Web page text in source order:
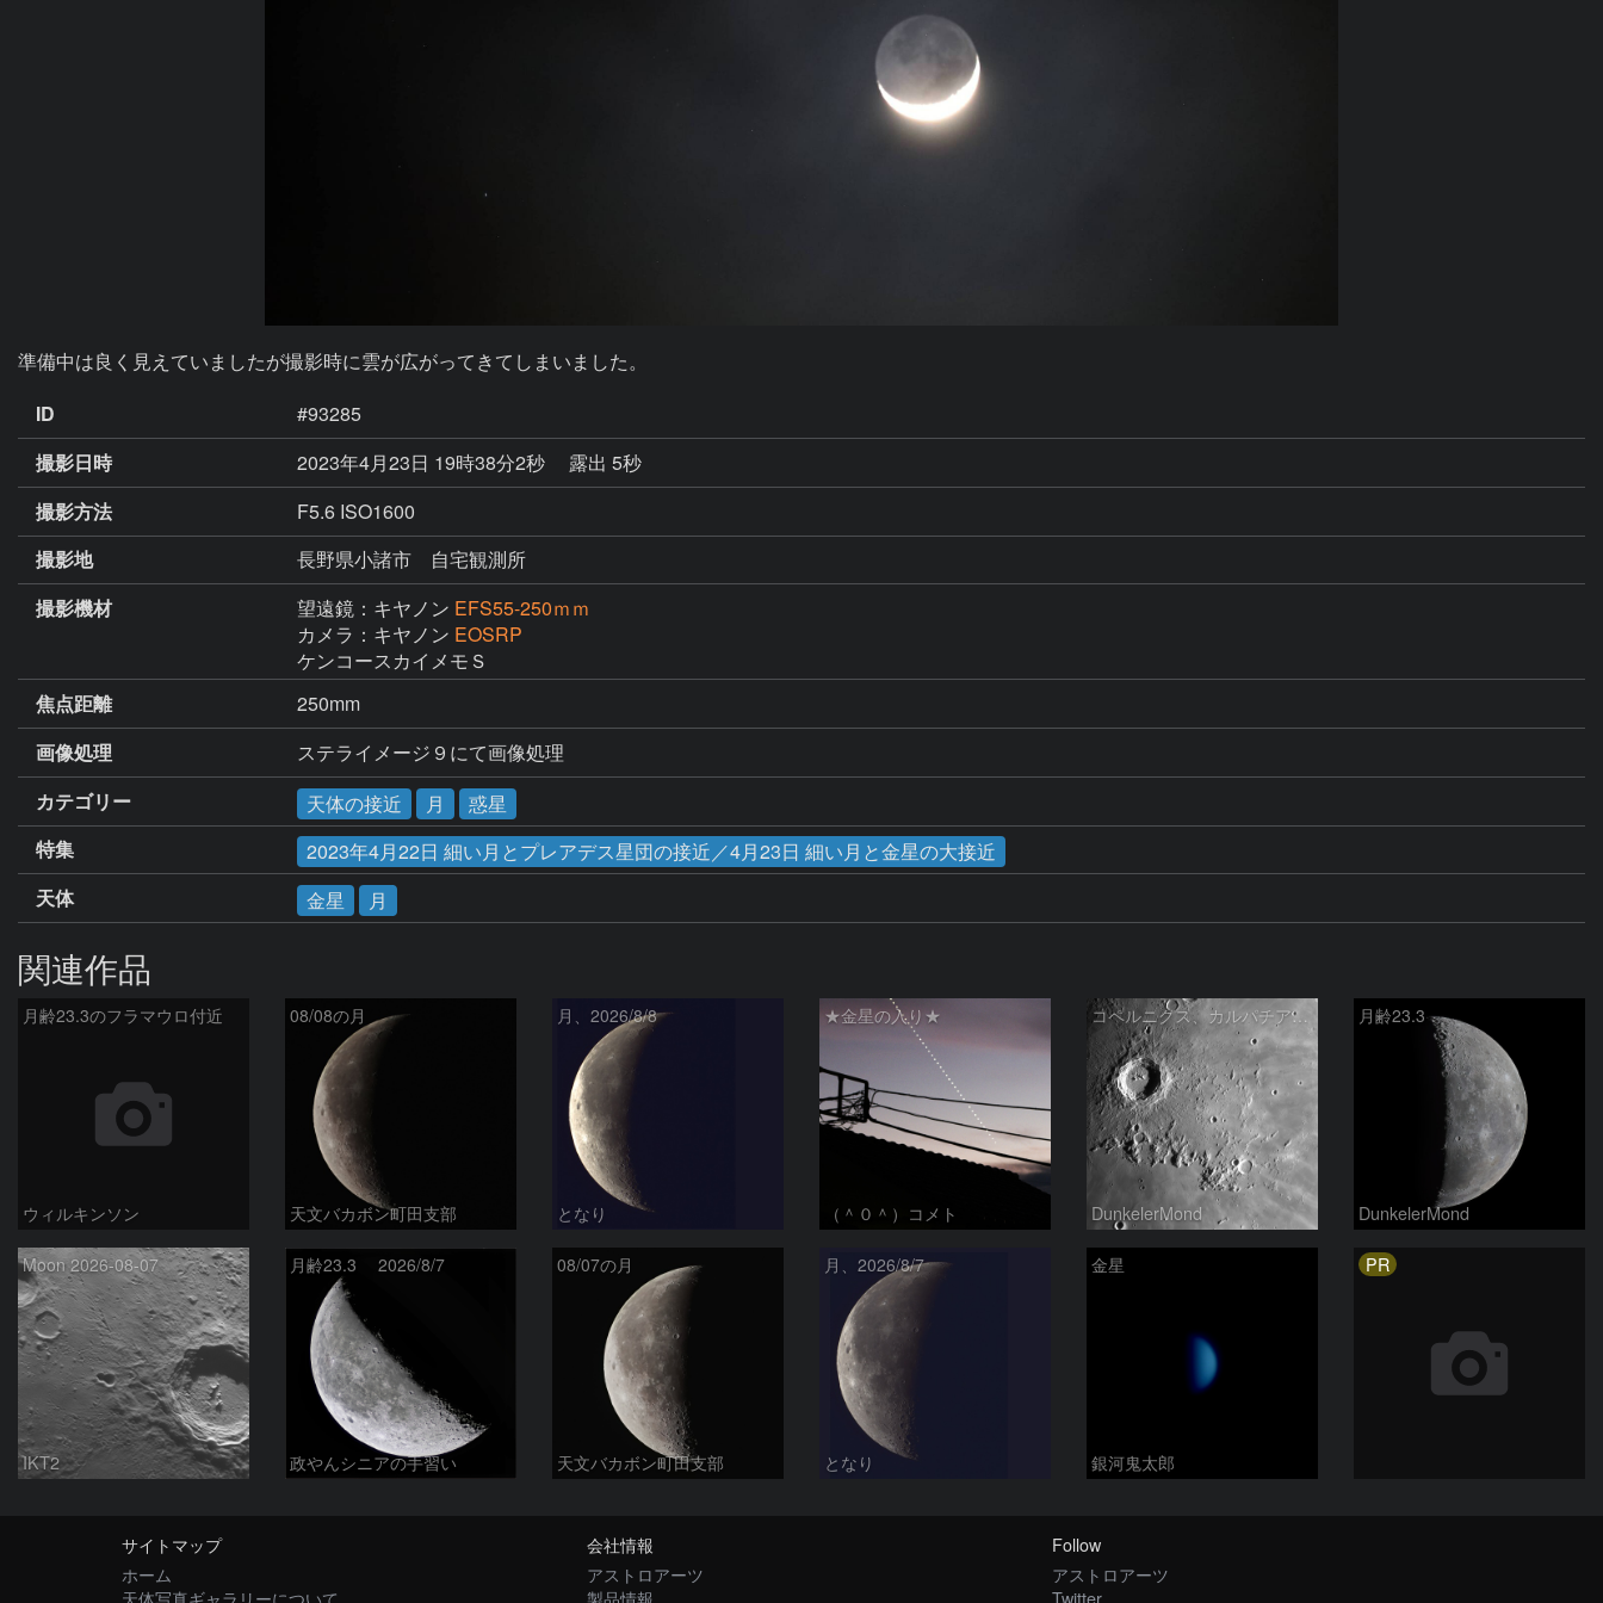
準備中は良く見えていましたが撮影時に雲が広がってきてしまいました。
ID
#93285
撮影日時
2023年4月23日 19時38分2秒
露出 5秒
撮影方法
F5.6 ISO1600
撮影地
長野県小諸市 自宅観測所
撮影機材
望遠鏡：キヤノン EFS55-250ｍｍ
カメラ：キヤノン EOSRP
ケンコースカイメモＳ
焦点距離
250mm
画像処理
ステライメージ９にて画像処理
カテゴリー
天体の接近 月
惑星
特集
2023年4月22日 細い月とプレアデス星団の接近／4月23日 細い月と金星の大接近
天体
金星 月
関連作品
月齢23.3のフラマウロ付近
ウィルキンソン
08/08の月
天文バカボン町田支部
月、2026/8/8
となり
★金星の入り★
（＾０＾）コメト
コペルニクス、カルパチア山脈付近
DunkelerMond
月齢23.3
DunkelerMond
Moon 2026-08-07
IKT2
月齢23.3 2026/8/7
政やんシニアの手習い
08/07の月
天文バカボン町田支部
月、2026/8/7
となり
金星
銀河鬼太郎
PR
サイトマップ
ホーム
天体写真ギャラリーについて
会社情報
アストロアーツ
製品情報
Follow
アストロアーツ
Twitter